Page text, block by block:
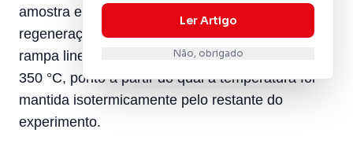
Ler Artigo
Não, obrigado
amostra e uma referência em branco. A
regeneração foi alcançada pela aplicação de uma
rampa linear de temperatura (3 °C/min) de 25 a
350 °C, ponto a partir do qual a temperatura foi
mantida isotermicamente pelo restante do
experimento.